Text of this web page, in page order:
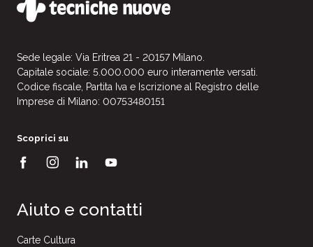
Sede legale: Via Eritrea 21 - 20157 Milano.
Capitale sociale: 5.000.000 euro interamente versati.
Codice fiscale, Partita Iva e Iscrizione al Registro delle
Imprese di Milano: 00753480151
Scoprici su
Aiuto e contatti
Carte Cultura